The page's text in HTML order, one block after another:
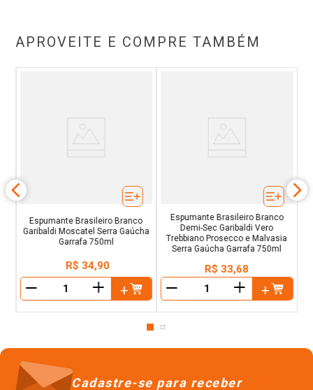
APROVEITE E COMPRE TAMBÉM
Espumante Brasileiro Branco
Garibaldi Moscatel Serra Gaúcha
Garrafa 750ml
R$ 34,90
＋
Espumante Brasileiro Branco
Demi-Sec Garibaldi Vero
Trebbiano Prosecco e Malvasia
Serra Gaúcha Garrafa 750ml
R$ 33,68
＋
Cadastre-se para receber